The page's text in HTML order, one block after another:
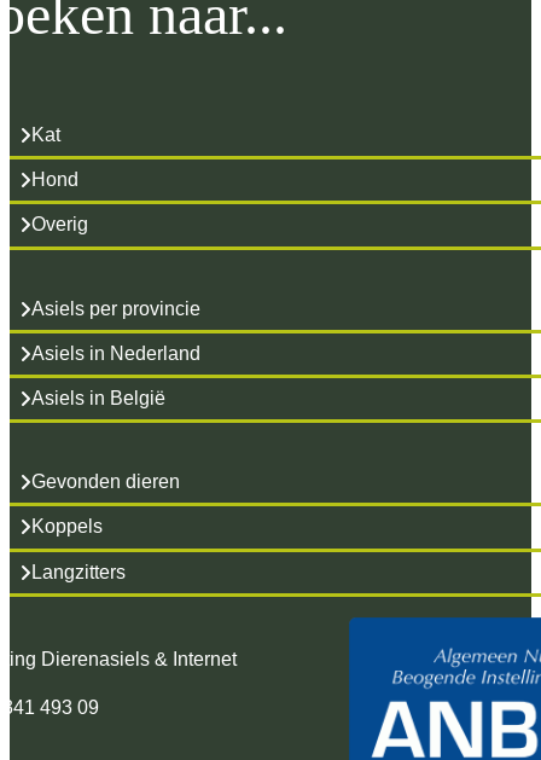
naar...
Kat
Hond
Overig
Asiels per provincie
Asiels in Nederland
Asiels in België
Gevonden dieren
Koppels
Langzitters
Dierenasiels & Internet
493 09